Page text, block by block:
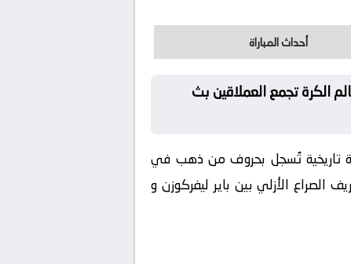
أحداث المباراة
الكرة تجمع العملاقين بث
تاريخية تُسجل بحروف من ذهب في
الأزلي بين باير ليفركوزن و